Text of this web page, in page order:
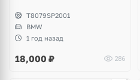
T8079SP2001
BMW
1 год назад
18,000 ₽ 286